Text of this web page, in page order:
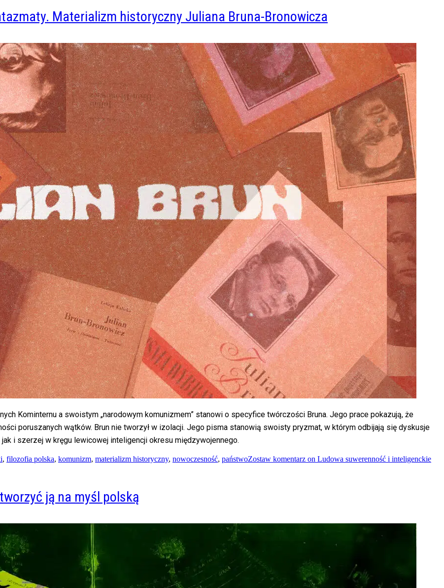
Materializm historyczny Juliana Bruna-Bronowicza
Kominternu a swoistym „narodowym komunizmem” stanowi o specyfice twórczości Bruna. Jego prace pokazują, że
poruszanych wątków. Brun nie tworzył w izolacji. Jego pisma stanowią swoisty pryzmat, w którym odbijają się dyskusje
i szerzej w kręgu lewicowej inteligencji okresu międzywojennego.
, filozofia polska, komunizm, materializm historyczny, nowoczesność, państwoZostaw komentarz on Ludowa suwerenność i inteligenckie
ją na myśl polską